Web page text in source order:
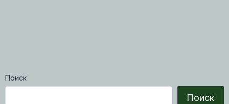
Поиск
Поиск